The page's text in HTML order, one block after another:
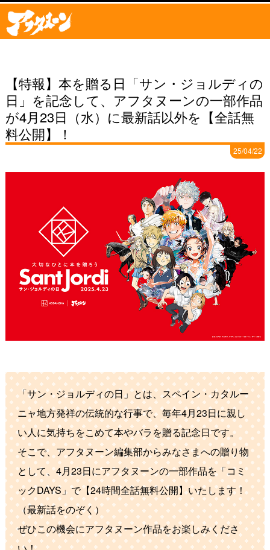
【特報】本を贈る日「サン・ジョルディの
日」を記念して、アフタヌーンの一部作品
が4月23日（水）に最新話以外を【全話無
料公開】！
25/04/22
「サン・ジョルディの日」とは、スペイン・カタルー
ニャ地方発祥の伝統的な行事で、毎年4月23日に親し
い人に気持ちをこめて本やバラを贈る記念日です。
そこで、アフタヌーン編集部からみなさまへの贈り物
として、4月23日にアフタヌーンの一部作品を「コミ
ックDAYS」で【24時間全話無料公開】いたします！
（最新話をのぞく）
ぜひこの機会にアフタヌーン作品をお楽しみくださ